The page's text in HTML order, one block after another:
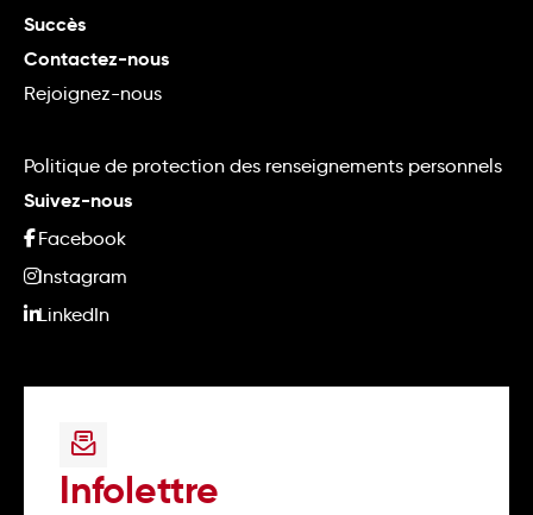
Succès
Contactez-nous
Rejoignez-nous
Politique de protection des renseignements personnels
Suivez-nous
Facebook
Instagram
LinkedIn
Infolettre